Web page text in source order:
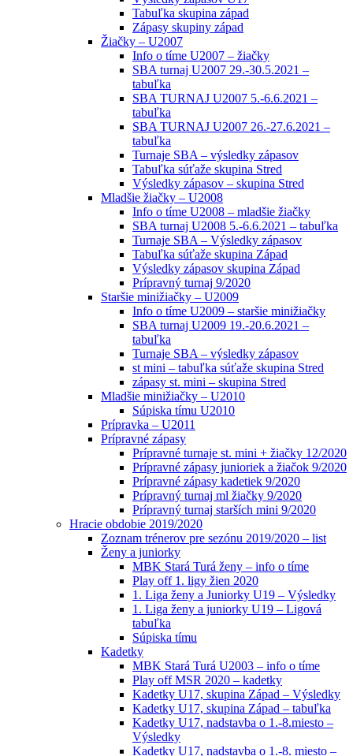
Tabuľka skupina západ
Zápasy skupiny západ
Žiačky – U2007
Info o tíme U2007 – žiačky
SBA turnaj U2007 29.-30.5.2021 –
tabuľka
SBA TURNAJ U2007 5.-6.6.2021 –
tabuľka
SBA TURNAJ U2007 26.-27.6.2021 –
tabuľka
Turnaje SBA – výsledky zápasov
Tabuľka súťaže skupina Stred
Výsledky zápasov – skupina Stred
Mladšie žiačky – U2008
Info o tíme U2008 – mladšie žiačky
SBA turnaj U2008 5.-6.6.2021 – tabuľka
Turnaje SBA – Výsledky zápasov
Tabuľka súťaže skupina Západ
Výsledky zápasov skupina Západ
Prípravný turnaj 9/2020
Staršie minižiačky – U2009
Info o tíme U2009 – staršie minižiačky
SBA turnaj U2009 19.-20.6.2021 –
tabuľka
Turnaje SBA – výsledky zápasov
st mini – tabuľka súťaže skupina Stred
zápasy st. mini – skupina Stred
Mladšie minižiačky – U2010
Súpiska tímu U2010
Prípravka – U2011
Prípravné zápasy
Prípravné turnaje st. mini + žiačky 12/2020
Prípravné zápasy junioriek a žiačok 9/2020
Prípravné zápasy kadetiek 9/2020
Prípravný turnaj ml žiačky 9/2020
Prípravný turnaj starších mini 9/2020
Hracie obdobie 2019/2020
Zoznam trénerov pre sezónu 2019/2020 – list
Ženy a juniorky
MBK Stará Turá ženy – info o tíme
Play off 1. ligy žien 2020
1. Liga ženy a Juniorky U19 – Výsledky
1. Liga ženy a juniorky U19 – Ligová
tabuľka
Súpiska tímu
Kadetky
MBK Stará Turá U2003 – info o tíme
Play off MSR 2020 – kadetky
Kadetky U17, skupina Západ – Výsledky
Kadetky U17, skupina Západ – tabuľka
Kadetky U17, nadstavba o 1.-8.miesto –
Výsledky
Kadetky U17, nadstavba o 1.-8. miesto –